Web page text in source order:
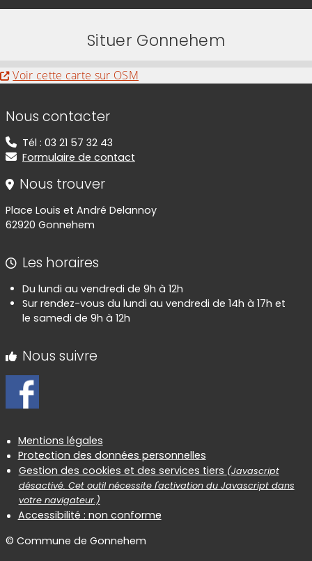
Situer Gonnehem
Evitez la carte interactive ci-après et aller au
Voir cette carte sur OSM
Informations de contact
Nous contacter
Tél : 03 21 57 32 43
Formulaire de contact
Nous trouver
Place Louis et André Delannoy
62920 Gonnehem
Les horaires
Du lundi au vendredi de 9h à 12h
Sur rendez-vous du lundi au vendredi de 14h à 17h et
le samedi de 9h à 12h
Nous suivre
Informations réglementaires
Mentions légales
Protection des données personnelles
Gestion des cookies et des services tiers (Javascript
désactivé. Cet outil nécessite l'activation du Javascript dans
votre navigateur.)
Accessibilité : non conforme
© Commune de Gonnehem